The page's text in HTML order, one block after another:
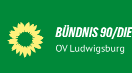
BÜNDNIS 90/
OV Ludwigsburg